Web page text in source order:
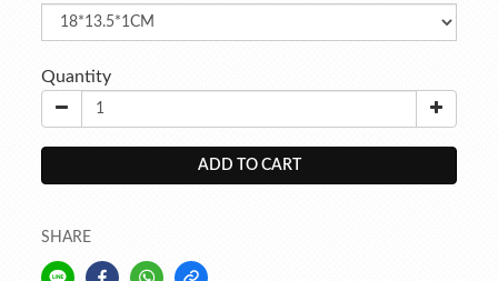
Quantity
ADD TO CART
SHARE